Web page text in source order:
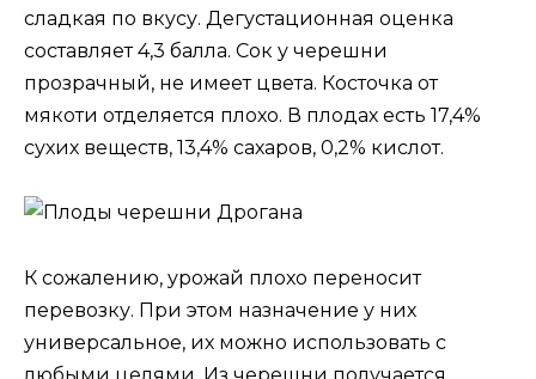
сладкая по вкусу. Дегустационная оценка
составляет 4,3 балла. Сок у черешни
прозрачный, не имеет цвета. Косточка от
мякоти отделяется плохо. В плодах есть 17,4%
сухих веществ, 13,4% сахаров, 0,2% кислот.
К сожалению, урожай плохо переносит
перевозку. При этом назначение у них
универсальное, их можно использовать с
любыми целями. Из черешни получается